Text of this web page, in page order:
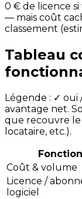
0 € de licence
— mais coût
classement
Tableau
Légende : ✓ oui
avantage net.
que recouvre le
locataire, etc.).
Coût & volume
Licence /
logiciel